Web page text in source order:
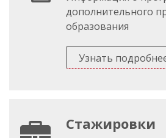
дополнительного
образования
Узнать
Стажировки